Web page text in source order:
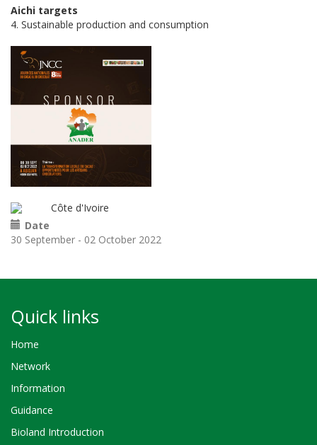
Aichi targets
4. Sustainable production and consumption
Côte d'Ivoire
Date
30 September - 02 October 2022
Quick links
Home
Network
Information
Guidance
Bioland Introduction